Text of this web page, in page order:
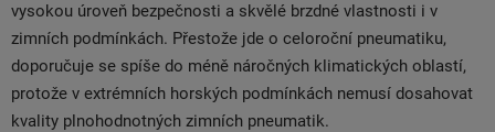
vysokou úroveň bezpečnosti a skvělé brzdné vlastnosti i v
zimních podmínkách. Přestože jde o celoroční pneumatiku,
doporučuje se spíše do méně náročných klimatických oblastí,
protože v extrémních horských podmínkách nemusí dosahovat
kvality plnohodnotných zimních pneumatik.